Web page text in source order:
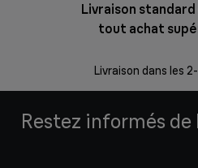
Livraison
tout achat
Livraison dans les
Restez informés